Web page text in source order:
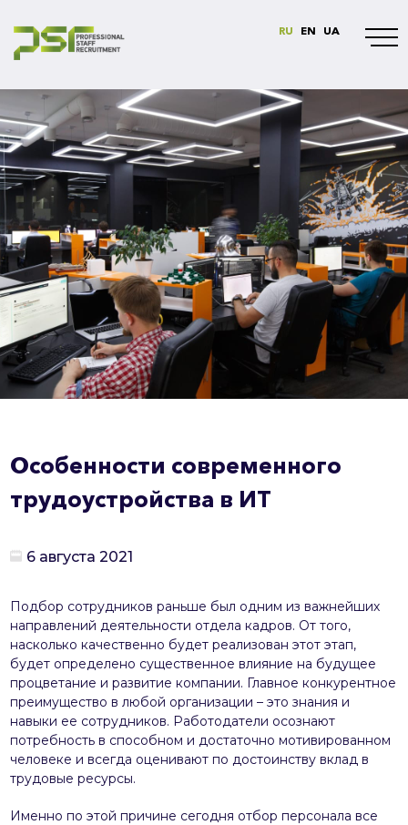
RU EN UA
Особенности современного
трудоустройства в ИТ
6 августа 2021
Подбор сотрудников раньше был одним из важнейших
направлений деятельности отдела кадров. От того,
насколько качественно будет реализован этот этап,
будет определено существенное влияние на будущее
процветание и развитие компании. Главное конкурентное
преимущество в любой организации – это знания и
навыки ее сотрудников. Работодатели осознают
потребность в способном и достаточно мотивированном
человеке и всегда оценивают по достоинству вклад в
трудовые ресурсы.
Именно по этой причине сегодня отбор персонала все